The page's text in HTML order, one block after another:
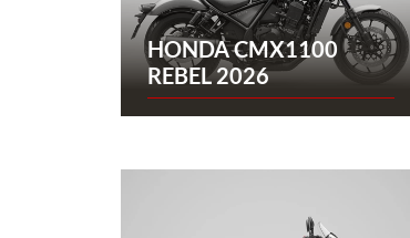
HONDA CMX1100
REBEL 2026